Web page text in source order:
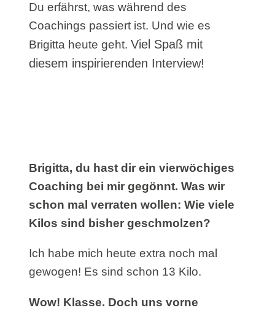
Du erfährst, was während des
Coachings passiert ist. Und wie es
Brigitta heute geht.Viel Spaß mit
diesem inspirierenden Interview!
Brigitta, du hast dir ein vierwöchiges
Coaching bei mir gegönnt. Was wir
schon mal verraten wollen: Wie viele
Kilos sind bisher geschmolzen?
Ich habe mich heute extra noch mal
gewogen! Es sind schon 13 Kilo.
Wow! Klasse. Doch uns vorne